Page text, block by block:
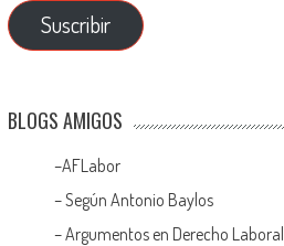
Suscribir
BLOGS AMIGOS
–AFLabor
– Según Antonio Baylos
–Argumentos en Derecho Laboral